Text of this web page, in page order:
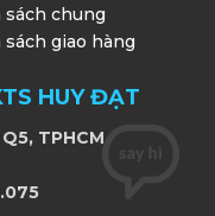
sách chung
giao hàng
HUY ĐẠT
TPHCM